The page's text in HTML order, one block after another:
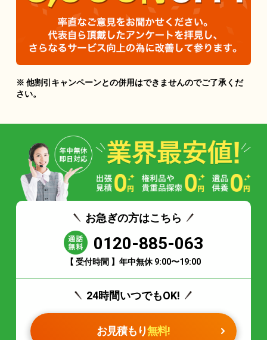
※ 他割引キャンペーンとの併用はできませんのでご了承くだ
さい。
お急ぎの方はこちら
0120-885-063
【 受付時間 】年中無休 9:00〜19:00
24時間いつでもOK!
お見積もり無料!